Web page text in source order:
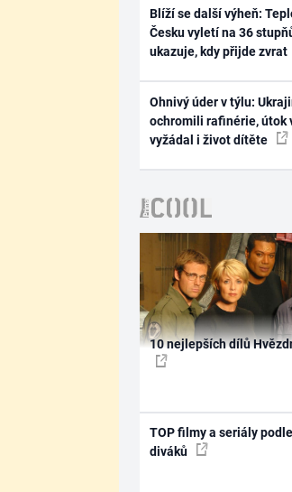
Blíží se další výheň:
Česku vyletí na 36
ukazuje, kdy přijde zvrat
Ohnivý úder v týlu:
ochromili rafinérie, útok
vyžádal i život dítěte
10 nejlepších dílů
TOP filmy a seriály
diváků